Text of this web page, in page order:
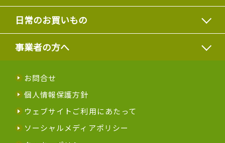
日常のお買いもの
事業者の方へ
お問合せ
個人情報保護方針
ウェブサイトご利用にあたって
ソーシャルメディアポリシー